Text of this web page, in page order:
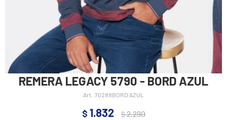
REMERA LEGACY 5790 - BORD AZUL
70288BORD AZUL
$ 1.832 $2.290